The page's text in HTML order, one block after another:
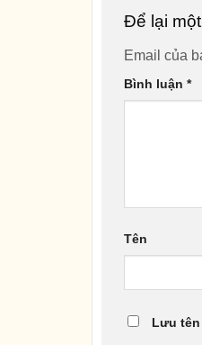
Để lại
Email của
Bình luận *
Tên
Lưu